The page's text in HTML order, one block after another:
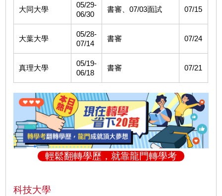
大同大學
05/29-
06/30
書審、07/03面試 07/15
大葉大學
05/28-
07/14
書審 07/24
真理大學
05/19-
06/18
書審 07/21
輕鬆翻轉學歷，就靠龍門轉學考
科技大學